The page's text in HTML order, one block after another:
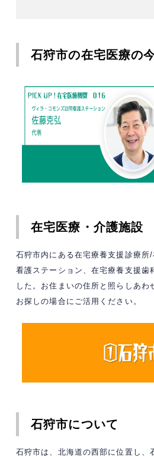
石狩市の在宅医療の
在宅医療・介護施設
石狩市内にある在宅療養支援診療所
看護ステーション、在宅療養支援歯
した。お住まいの住所と照らしあわ
お探しの場合にご活用ください。
石狩市について
石狩市は、北海道の西部に位置し、